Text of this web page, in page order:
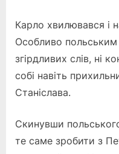
Карло хвилювався і
Особливо польським
згірдливих слів, ні
собі навіть
Станіслава.
Скинувши
те саме зробити з